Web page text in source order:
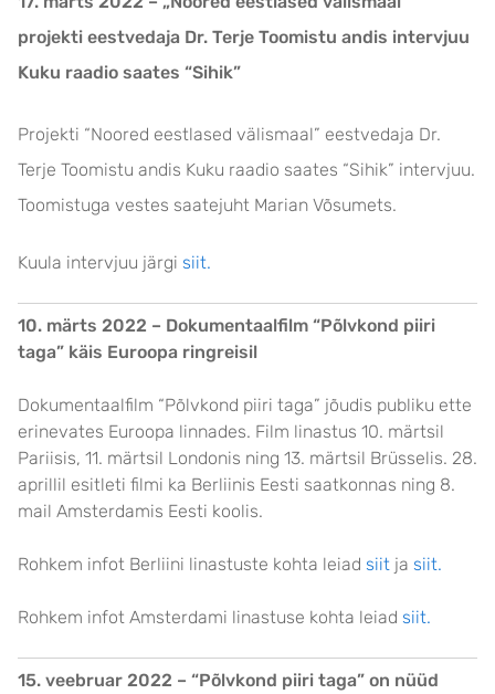
projekti eestvedaja Dr. Terje Toomistu andis intervjuu
Kuku raadio saates “Sihik”
Projekti “Noored eestlased välismaal” eestvedaja Dr.
Terje Toomistu andis Kuku raadio saates “Sihik” intervjuu.
Toomistuga vestes saatejuht Marian Võsumets.
Kuula intervjuu järgi siit.
10. märts 2022 – Dokumentaalfilm “Põlvkond piiri
taga” käis Euroopa ringreisil
Dokumentaalfilm “Põlvkond piiri taga” jõudis publiku ette
erinevates Euroopa linnades. Film linastus 10. märtsil
Pariisis, 11. märtsil Londonis ning 13. märtsil Brüsselis. 28.
aprillil esitleti filmi ka Berliinis Eesti saatkonnas ning 8.
mail Amsterdamis Eesti koolis.
Rohkem infot Berliini linastuste kohta leiad siit ja siit.
Rohkem infot Amsterdami linastuse kohta leiad siit.
15. veebruar 2022 – “Põlvkond piiri taga” on nüüd